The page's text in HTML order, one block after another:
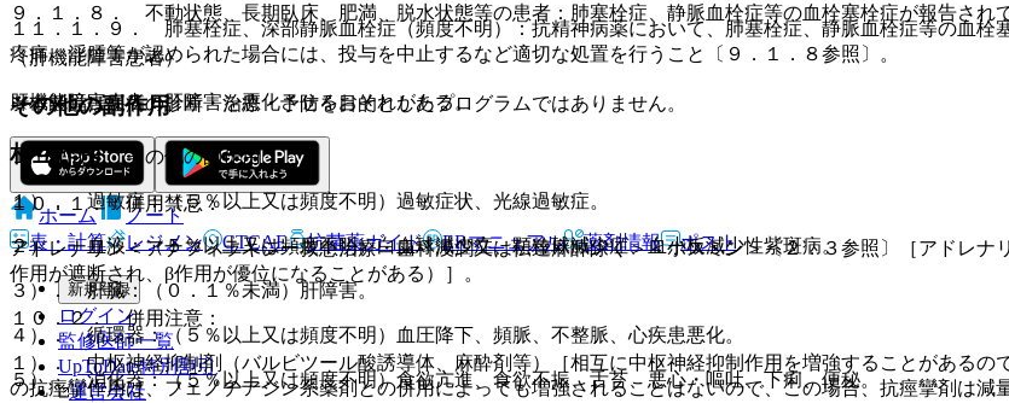
９．１．８． 不動状態、長期臥床、肥満、脱水状態等の患者：肺塞栓症、静脈血栓症等の血栓塞栓症が報告され
（肝機能障害患者）
肝機能障害患者：肝障害を悪化させるおそれがある。
相互作用
１０．１． 併用禁忌：
アドレナリン＜アナフィラキシー救急治療・歯科浸潤又は伝達麻酔除く＞＜ボスミン＞〔２．３参照〕［アドレ
作用が遮断され、β作用が優位になることがある）］。
１０．２． 併用注意：
１）． 中枢神経抑制剤（バルビツール酸誘導体、麻酔剤等）［相互に中枢神経抑制作用を増強することがある
の抗痙攣作用は、フェノチアジン系薬剤との併用によっても増強されることはないので、この場合、抗痙攣剤は減
１１．１．９． 肺塞栓症、深部静脈血栓症（頻度不明）：抗精神病薬において、肺塞栓症、静脈血栓症等の血
疼痛、浮腫等が認められた場合には、投与を中止するなど適切な処置を行うこと〔９．１．８参照〕。
その他の副作用
１１．２． その他の副作用
１）． 過敏症：（５％以上又は頻度不明）過敏症状、光線過敏症。
２）． 血液：（５％以上又は頻度不明）白血球減少症、顆粒球減少症、血小板減少性紫斑病。
３）． 肝臓：（０．１％未満）肝障害。
４）． 循環器：（５％以上又は頻度不明）血圧降下、頻脈、不整脈、心疾患悪化。
５）． 消化器：（５％以上又は頻度不明）食欲亢進、食欲不振、舌苔、悪心・嘔吐、下痢、便秘。
※本製品は疾病の診断・治療・予防を目的としたプログラムではありません。
ホーム
ノート
表・計算
レジメン CTCAE 抗菌薬ガイド ERマニュアル 薬剤情報 ポスト
新規登録
ログイン
監修医師一覧
UpToDate特別割引
運営会社